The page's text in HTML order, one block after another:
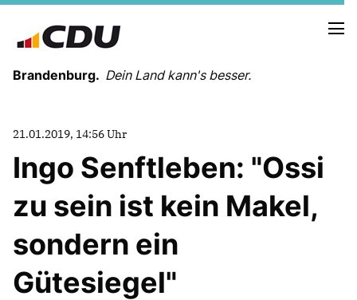
Brandenburg. Dein Land kann's besser.
LANDESVORSTAND
LANDESGESCHÄFTSSTELLE
ORGANISATION
KREISVERBÄNDE
VEREINIGUNGEN UND SONDERORGANISATIONEN
LANDESFACHAUSSCHÜSSE
21.01.2019, 14:56 Uhr
Ingo Senftleben: "Ossi
zu sein ist kein Makel,
sondern ein
Gütesiegel"